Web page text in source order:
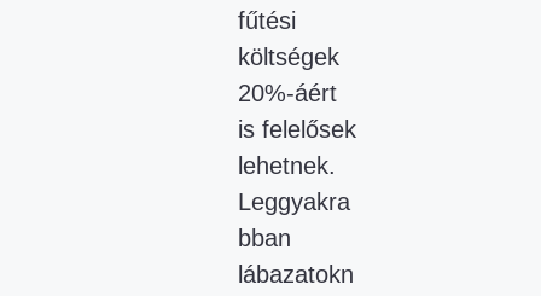
fűtési
költségek
20%-áért
is felelősek
lehetnek.
Leggyakra
bban
lábazatokn